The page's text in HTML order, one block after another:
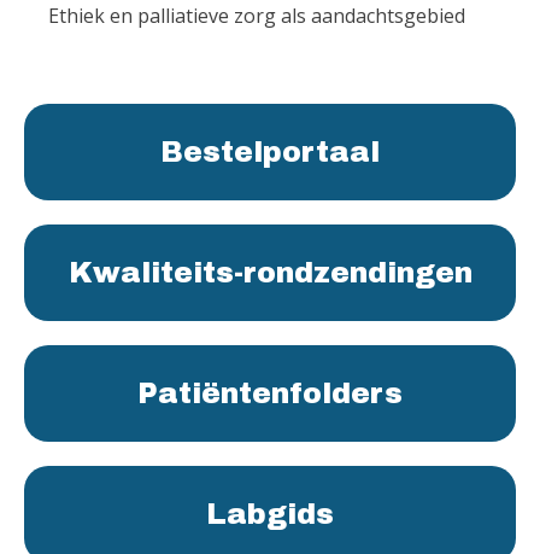
Ethiek en palliatieve zorg als aandachtsgebied
Bestelportaal
Kwaliteits-rondzendingen
Patiëntenfolders
Labgids